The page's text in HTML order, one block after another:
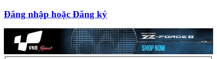
Đăng nhập hoặc Đăng ký